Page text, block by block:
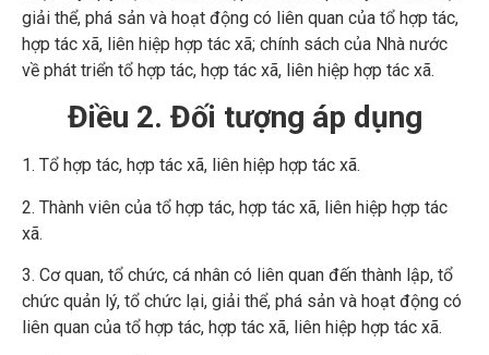
giải thể, phá sản và hoạt động có liên quan của tổ hợp tác,
hợp tác xã, liên hiệp hợp tác xã; chính sách của Nhà nước
về phát triển tổ hợp tác, hợp tác xã, liên hiệp hợp tác xã.
Điều 2. Đối tượng áp dụng
1. Tổ hợp tác, hợp tác xã, liên hiệp hợp tác xã.
2. Thành viên của tổ hợp tác, hợp tác xã, liên hiệp hợp tác
xã.
3. Cơ quan, tổ chức, cá nhân có liên quan đến thành lập, tổ
chức quản lý, tổ chức lại, giải thể, phá sản và hoạt động có
liên quan của tổ hợp tác, hợp tác xã, liên hiệp hợp tác xã.